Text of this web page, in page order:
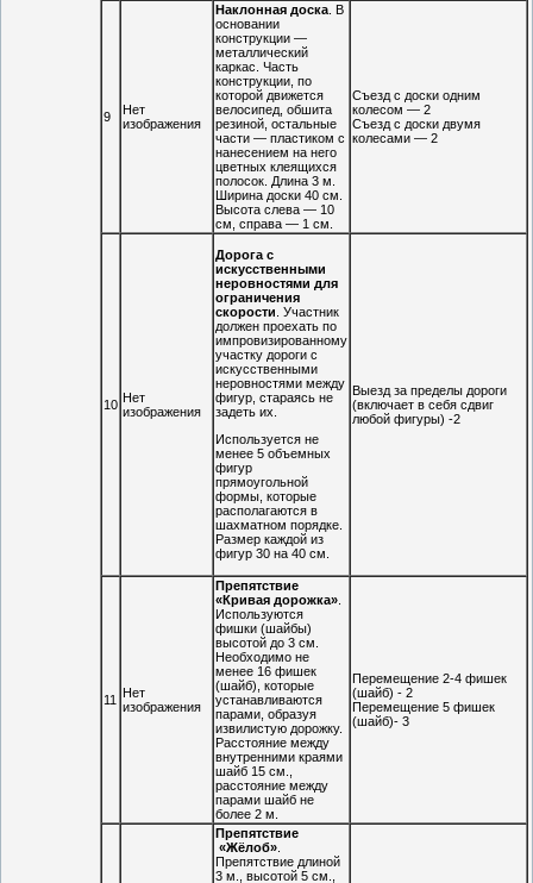
9
Нет
изображения
Наклонная доска . В
основании
конструкции —
металлический
каркас. Часть
конструкции, по
которой движется
велосипед, обшита
резиной, остальные
части — пластиком с
нанесением на него
цветных клеящихся
полосок. Длина 3 м.
Ширина доски 40 см.
Высота слева — 10
см, справа — 1 см.
Съезд с доски одним
колесом — 2
Съезд с доски двумя
колесами — 2
10 Нет
изображения
Дорога с
искусственными
неровностями для
ограничения
скорости . Участник
должен проехать по
импровизированному
участку дороги с
искусственными
неровностями между
фигур, стараясь не
задеть их.
Используется не
менее 5 объемных
фигур
прямоугольной
формы, которые
располагаются в
шахматном порядке.
Размер каждой из
фигур 30 на 40 см.
Выезд за пределы дороги
(включает в себя сдвиг
любой фигуры) -2
11
Нет
изображения
Препятствие
«Кривая дорожка»
Используются
фишки (шайбы)
высотой до 3 см.
Необходимо не
менее 16 фишек
(шайб), которые
устанавливаются
парами, образуя
извилистую дорожку.
Расстояние между
внутренними краями
шайб 15 см.,
расстояние между
парами шайб не
более 2 м.
Перемещение 2-4 фишек
(шайб) - 2
Перемещение 5 фишек
(шайб)- 3
Препятствие
«Жёлоб»
Препятствие длиной
3 м., высотой 5 см.,